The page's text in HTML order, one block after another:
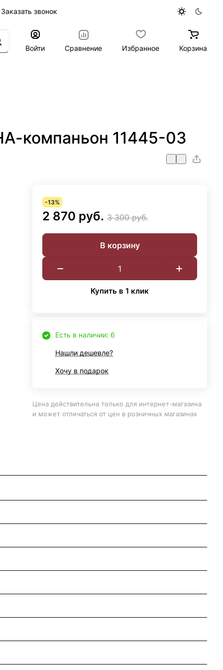
Заказать звонок
Войти Сравнение Избранное Корзина
компаньон 11445-03
-13%
2 870 руб. 3 300 руб.
В корзину
Купить в 1 клик
Есть в наличии: 6
Нашли дешевле?
Хочу в подарок
Цена действительна только для интернет-магазина
и может отличаться от цен в розничных магазинах